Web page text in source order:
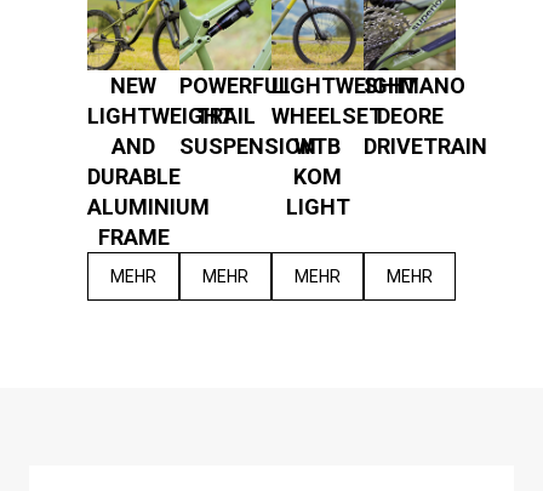
NEW
LIGHTWEIGHT
AND
DURABLE
ALUMINIUM
FRAME
MEHR
POWERFUL
TRAIL
SUSPENSION
MEHR
LIGHTWEIGHT
WHEELSET
WTB
KOM
LIGHT
MEHR
SHIMANO
DEORE
DRIVETRAIN
MEHR